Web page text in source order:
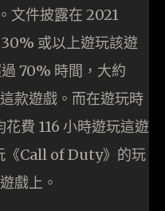
文件披露在 2021
或以上遊玩該遊
70% 時間，大約
款遊戲。而在遊玩時
費 116 小時遊玩這遊
《Call of Duty》的玩
戲上。